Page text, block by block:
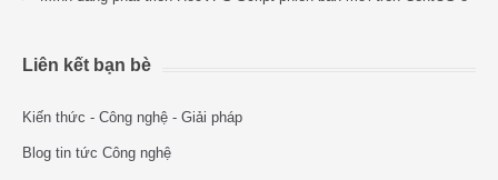
Liên kết bạn bè
Kiến thức - Công nghệ - Giải pháp
Blog tin tức Công nghệ